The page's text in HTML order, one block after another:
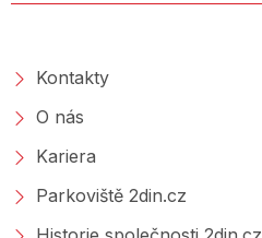
Kontakty
O nás
Kariera
Parkoviště 2din.cz